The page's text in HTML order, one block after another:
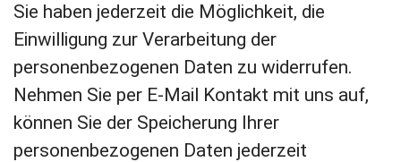
Sie haben jederzeit die Möglichkeit, die
Einwilligung zur Verarbeitung der
personenbezogenen Daten zu widerrufen.
Nehmen Sie per E-Mail Kontakt mit uns auf,
können Sie der Speicherung Ihrer
personenbezogenen Daten jederzeit